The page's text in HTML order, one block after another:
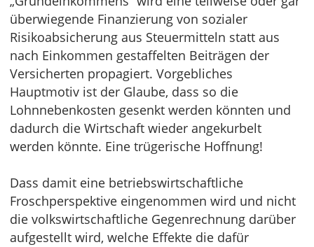
überwiegende Finanzierung von sozialer
Risikoabsicherung aus Steuermitteln statt aus
nach Einkommen gestaffelten Beiträgen der
Versicherten propagiert. Vorgebliches
Hauptmotiv ist der Glaube, dass so die
Lohnnebenkosten gesenkt werden könnten und
dadurch die Wirtschaft wieder angekurbelt
werden könnte. Eine trügerische Hoffnung!
Dass damit eine betriebswirtschaftliche
Froschperspektive eingenommen wird und nicht
die volkswirtschaftliche Gegenrechnung darüber
aufgestellt wird, welche Effekte die dafür